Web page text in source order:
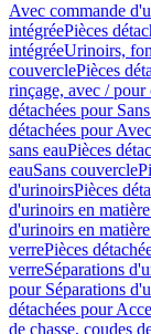
Avec commande
intégréePièces
intégréeUrinoirs,
couverclePièces
rinçage, avec / pour
détachées pour
détachées pour
sans eauPièces
eauSans couvercle
d'urinoirsPièces
d'urinoirs en
d'urinoirs en
verrePièces
verreSéparations
pour Séparations
détachées pour
de chasse, coudes